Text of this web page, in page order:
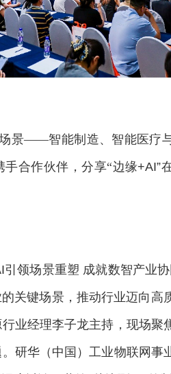
景——智能制造、智能医疗
合作伙伴，分享“边缘+AI”
引领场景重塑 成就数智产业
关键场景，推动行业迈向高
业经理李子龙主持，现场聚
研华（中国）工业物联网事